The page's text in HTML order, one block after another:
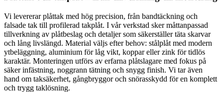
Vi levererar plåttak med hög precision, från bandtäckning och
falsade tak till profilerad takplåt. I vår verkstad sker måttanpassad
tillverkning av plåtbeslag och detaljer som säkerställer täta skarvar
och lång livslängd. Material väljs efter behov: stålplåt med modern
ytbeläggning, aluminium för låg vikt, koppar eller zink för tidlös
karaktär. Monteringen utförs av erfarna plåtslagare med fokus på
säker infästning, noggrann tätning och snygg finish. Vi tar även
hand om taksäkerhet, gångbryggor och snörasskydd för en komplett
och trygg taklösning.